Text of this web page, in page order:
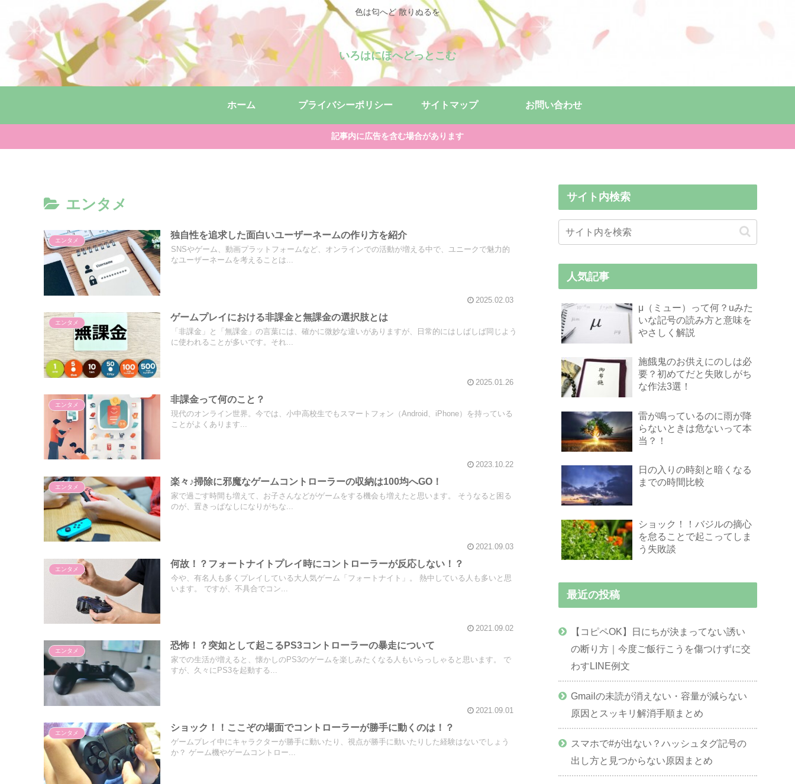
色は匂へど 散りぬるを
いろはにほへどっとこむ
ホーム プライバシーポリシー サイトマップ お問い合わせ
記事内に広告を含む場合があります
エンタメ
エンタメ
独自性を追求した面白いユーザーネームの作り方を紹介
SNSやゲーム、動画プラットフォームなど、オンラインでの活動が増える中で、ユニークで魅力的
なユーザーネームを考えることは...
2025.02.03
エンタメ
ゲームプレイにおける非課金と無課金の選択肢とは
「非課金」と「無課金」の言葉には、確かに微妙な違いがありますが、日常的にはしばしば同じよう
に使われることが多いです。それ...
2025.01.26
エンタメ
非課金って何のこと？
現代のオンライン世界。今では、小中高校生でもスマートフォン（Android、iPhone）を持っている
ことがよくあります...
2023.10.22
エンタメ
楽々♪掃除に邪魔なゲームコントローラーの収納は100均へGO！
家で過ごす時間も増えて、お子さんなどがゲームをする機会も増えたと思います。 そうなると困る
のが、置きっぱなしになりがちな...
2021.09.03
エンタメ
何故！？フォートナイトプレイ時にコントローラーが反応しない！？
今や、有名人も多くプレイしている大人気ゲーム「フォートナイト」。 熱中している人も多いと思
います。 ですが、不具合でコン...
2021.09.02
エンタメ
恐怖！？突如として起こるPS3コントローラーの暴走について
家での生活が増えると、懐かしのPS3のゲームを楽しみたくなる人もいらっしゃると思います。 で
すが、久々にPS3を起動する...
2021.09.01
エンタメ
ショック！！ここぞの場面でコントローラーが勝手に動くのは！？
ゲームプレイ中にキャラクターが勝手に動いたり、視点が勝手に動いたりした経験はないでしょう
か？ ゲーム機やゲームコントロー...
サイト内検索
人気記事
μ（ミュー）って何？uみた
いな記号の読み方と意味を
やさしく解説
施餓鬼のお供えにのしは必
要？初めてだと失敗しがち
な作法3選！
雷が鳴っているのに雨が降
らないときは危ないって本
当？！
日の入りの時刻と暗くなる
までの時間比較
ショック！！バジルの摘心
を怠ることで起こってしま
う失敗談
最近の投稿
【コピペOK】日にちが決まってない誘い
の断り方｜今度ご飯行こうを傷つけずに交
わすLINE例文
Gmailの未読が消えない・容量が減らない
原因とスッキリ解消手順まとめ
スマホで#が出ない？ハッシュタグ記号の
出し方と見つからない原因まとめ